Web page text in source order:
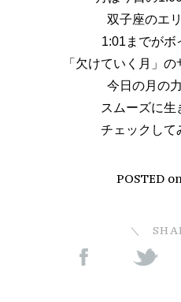
双子座のエ
1:01までがボ
「欠けていく月」の
今日の月の
スムーズに生
チェックして
POSTED on